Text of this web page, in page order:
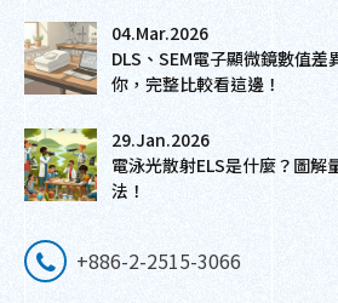
04.Mar.2026
DLS、SEM電子顯微鏡數值
你，完整比較看這邊！
29.Jan.2026
電泳光散射ELS是什麼？圖
法！
+886-2-2515-3066